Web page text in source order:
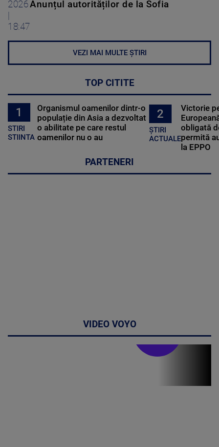
2026
18:47
Anunțul autorităților de la Sofia
VEZI MAI MULTE ȘTIRI
TOP CITITE
1
STIRI
STIINTA
Organismul oamenilor dintr-o
populație din Asia a dezvoltat
o abilitate pe care restul
oamenilor nu o au
2
ȘTIRI
ACTUALE
Victorie
obligată
permită
la EPPO
PARTENERI
VIDEO VOYO